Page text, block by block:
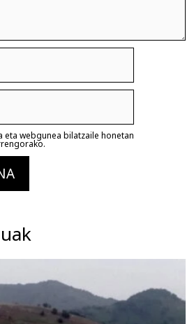
eta webgunea bilatzaile honetan